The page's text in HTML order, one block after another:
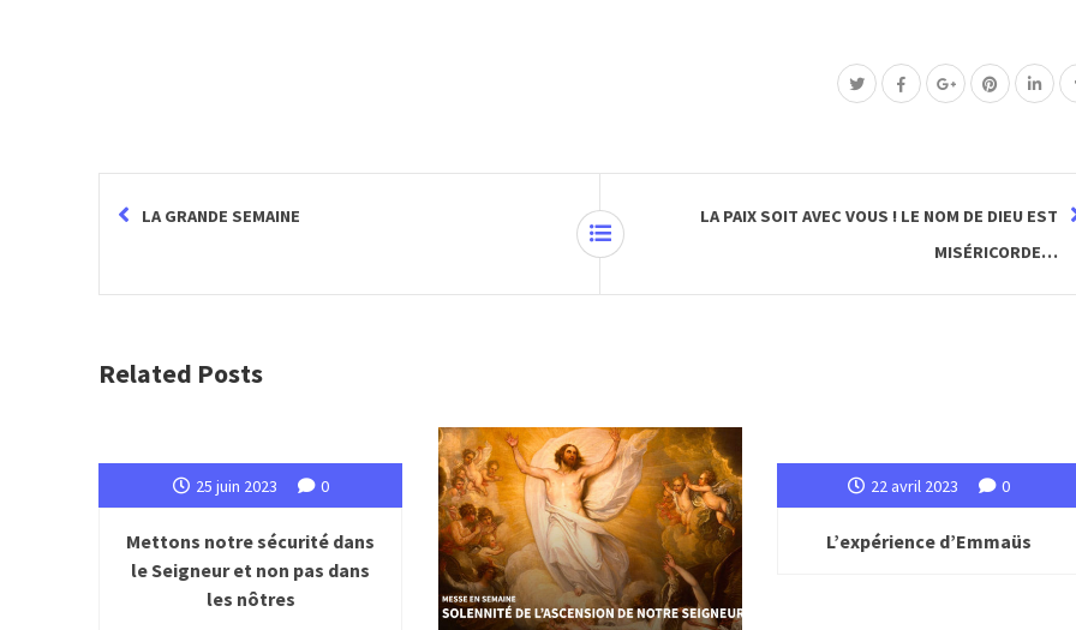
LA GRANDE SEMAINE
LA PAIX SOIT AVEC VOUS ! LE NOM DE DIEU EST
MISÉRICORDE…
Related Posts
25 juin 2023 0
Mettons notre sécurité dans
le Seigneur et non pas dans
les nôtres
22 avril 2023 0
L’expérience d’Emmaüs